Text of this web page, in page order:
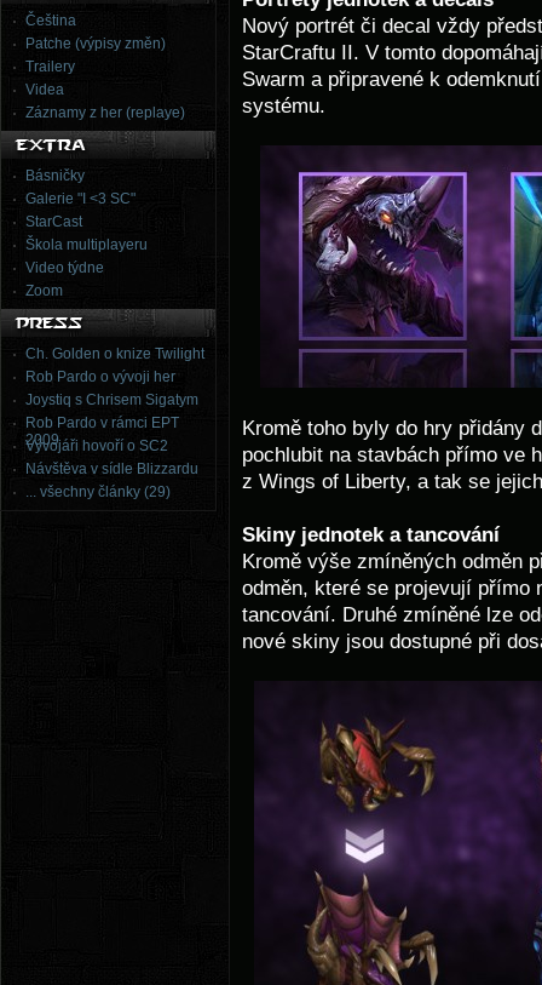
Čeština
Patche (výpisy změn)
Trailery
Videa
Záznamy z her (replaye)
Básničky
Galerie "I <3 SC"
StarCast
Škola multiplayeru
Video týdne
Zoom
Ch. Golden o knize Twilight
Rob Pardo o vývoji her
Joystiq s Chrisem Sigatym
Rob Pardo v rámci EPT
2009
Vývojáři hovoří o SC2
Návštěva v sídle Blizzardu
... všechny články (29)
Nový portrét či decal vždy
StarCraftu II. V tomto
Swarm a připravené k
systému.
Kromě toho byly do hry přidány
pochlubit na stavbách přímo ve
z Wings of Liberty, a tak se
Skiny jednotek a tancování
Kromě výše zmíněných odměn
odměn, které se projevují přímo
tancování. Druhé zmíněné lze
nové skiny jsou dostupné při